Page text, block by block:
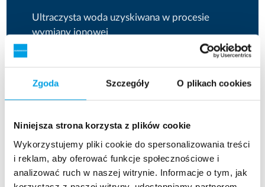
Zgoda Szczegóły O plikach cookies
Niniejsza strona korzysta z plików cookie
Wykorzystujemy pliki cookie do spersonalizowania treści
i reklam, aby oferować funkcje społecznościowe i
analizować ruch w naszej witrynie. Informacje o tym, jak
Ultraczysta woda uzyskiwana w procesie
wymiany jonowej
do 10 500 klientów. Zastosowany system
technologię UPCORE™ do zasilania
Technologia UPCORE™ zapewnia efektywne
zużycie chemikaliów do regeneracji oraz łączy